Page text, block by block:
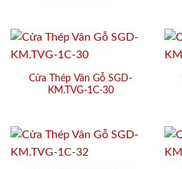
Cửa Thép Vân Gỗ SGD-
KM.TVG-1C-30